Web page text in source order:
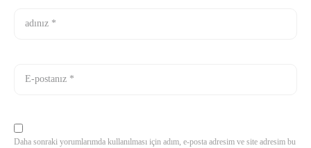
Daha sonraki yorumlarımda kullanılması için adım, e-posta adresim ve site adresim bu